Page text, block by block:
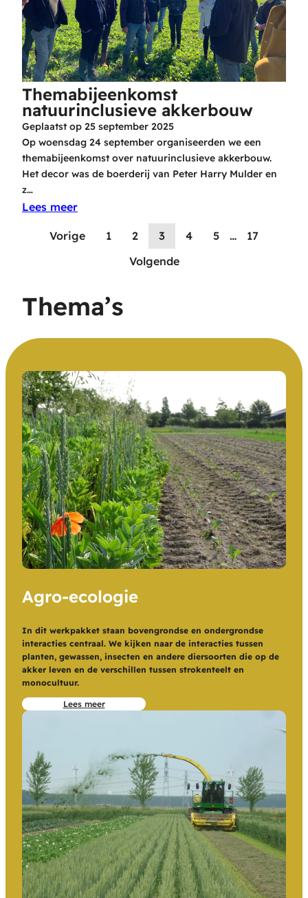
Themabijeenkomst
natuurinclusieve akkerbouw
Geplaatst op 25 september 2025
Op woensdag 24 september organiseerden we een
themabijeenkomst over natuurinclusieve akkerbouw.
Het decor was de boerderij van Peter Harry Mulder en
z…
Lees meer
Vorige 1 2 3 4 5 …
17
Volgende
Thema’s
Agro-ecologie
In dit werkpakket staan bovengrondse en ondergrondse
interacties centraal. We kijken naar de interacties tussen
planten, gewassen, insecten en andere diersoorten die op de
akker leven en de verschillen tussen strokenteelt en
monocultuur.
Lees meer